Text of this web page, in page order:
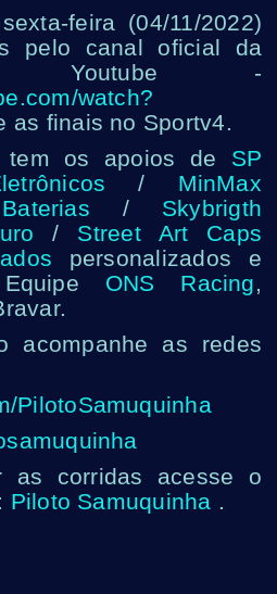
feira (04/11/2022)
pelo canal oficial da
Youtube -
watch?
as finais no Sportv4.
tem os apoios de SP
/ MinMax
/ Skybrigth
/ Street Art Caps
personalizados e
ONS Racing,
acompanhe as redes
PilotoSamuquinha
as corridas acesse o
Piloto Samuquinha .